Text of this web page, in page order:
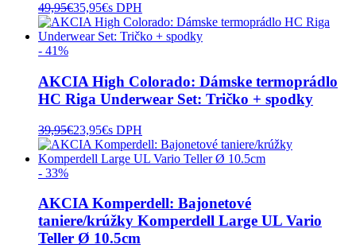
49,95€35,95€s DPH
- 41%
AKCIA High Colorado: Dámske termoprádlo
HC Riga Underwear Set: Tričko + spodky
39,95€23,95€s DPH
- 33%
AKCIA Komperdell: Bajonetové
taniere/krúžky Komperdell Large UL Vario
Teller Ø 10.5cm